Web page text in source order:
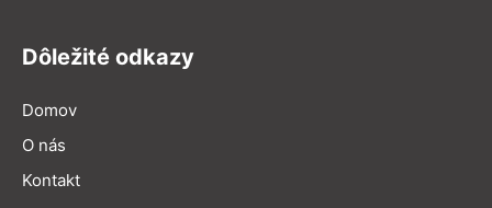
Dôležité odkazy
Domov
O nás
Kontakt